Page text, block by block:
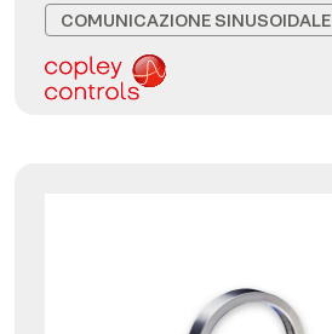
COMUNICAZIONE SINUSOIDALE